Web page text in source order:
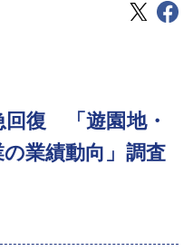
回復 「遊園地・
業績動向」調査